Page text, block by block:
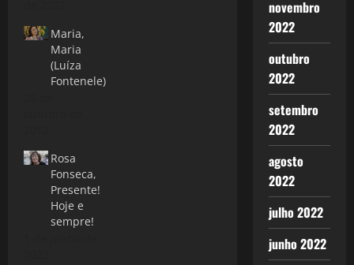
Maria,
Maria
(Luíza
Fontenele)
Rosa
Fonseca,
Presente!
Hoje e
sempre!
novembro
2022
outubro
2022
setembro
2022
agosto
2022
julho 2022
junho 2022